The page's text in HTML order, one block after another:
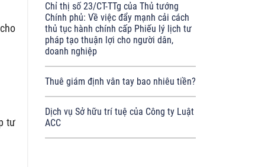
tư
Chỉ thị số 23/CT-TTg của Thủ tướng
Chính phủ: Về việc đẩy mạnh cải cách
thủ tục hành chính cấp Phiếu lý lịch tư
pháp tạo thuận lợi cho người dân,
doanh nghiệp
Thuê giám định vân tay bao nhiêu tiền?
Dịch vụ Sở hữu trí tuệ của Công ty Luật
ACC